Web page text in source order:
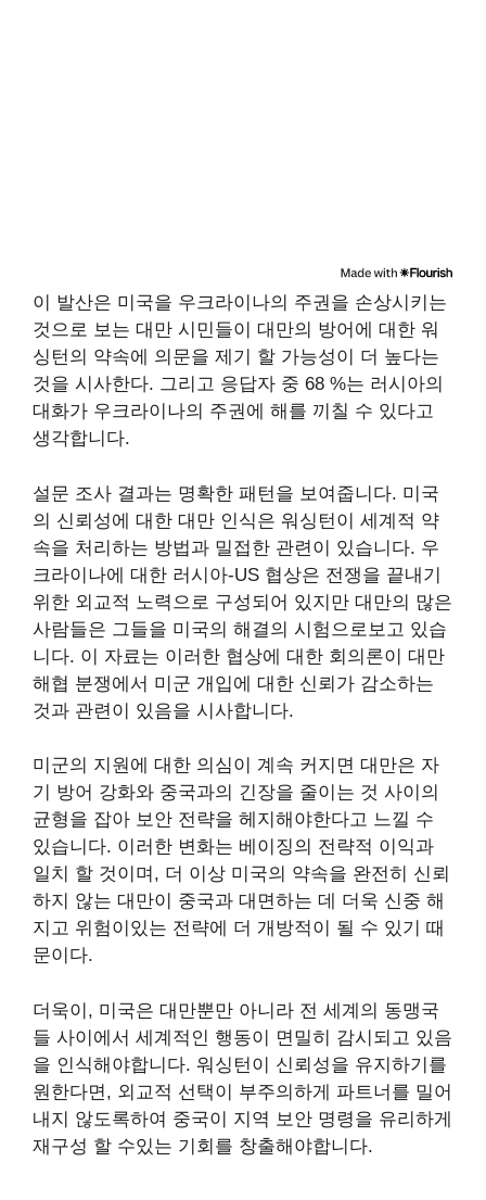
이 발산은 미국을 우크라이나의 주권을 손상시키는
것으로 보는 대만 시민들이 대만의 방어에 대한 워
싱턴의 약속에 의문을 제기 할 가능성이 더 높다는
것을 시사한다. 그리고 응답자 중 68 %는 러시아의
대화가 우크라이나의 주권에 해를 끼칠 수 있다고
생각합니다.
설문 조사 결과는 명확한 패턴을 보여줍니다. 미국
의 신뢰성에 대한 대만 인식은 워싱턴이 세계적 약
속을 처리하는 방법과 밀접한 관련이 있습니다. 우
크라이나에 대한 러시아-US 협상은 전쟁을 끝내기
위한 외교적 노력으로 구성되어 있지만 대만의 많은
사람들은 그들을 미국의 해결의 시험으로보고 있습
니다. 이 자료는 이러한 협상에 대한 회의론이 대만
해협 분쟁에서 미군 개입에 대한 신뢰가 감소하는
것과 관련이 있음을 시사합니다.
미군의 지원에 대한 의심이 계속 커지면 대만은 자
기 방어 강화와 중국과의 긴장을 줄이는 것 사이의
균형을 잡아 보안 전략을 헤지해야한다고 느낄 수
있습니다. 이러한 변화는 베이징의 전략적 이익과
일치 할 것이며, 더 이상 미국의 약속을 완전히 신뢰
하지 않는 대만이 중국과 대면하는 데 더욱 신중 해
지고 위험이있는 전략에 더 개방적이 될 수 있기 때
문이다.
더욱이, 미국은 대만뿐만 아니라 전 세계의 동맹국
들 사이에서 세계적인 행동이 면밀히 감시되고 있음
을 인식해야합니다. 워싱턴이 신뢰성을 유지하기를
원한다면, 외교적 선택이 부주의하게 파트너를 밀어
내지 않도록하여 중국이 지역 보안 명령을 유리하게
재구성 할 수있는 기회를 창출해야합니다.